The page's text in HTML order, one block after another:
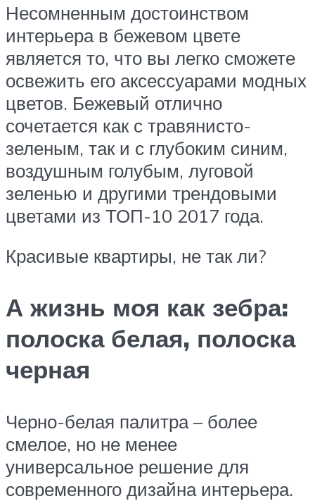
Несомненным достоинством
интерьера в бежевом цвете
является то, что вы легко сможете
освежить его аксессуарами модных
цветов. Бежевый отлично
сочетается как с травянисто-
зеленым, так и с глубоким синим,
воздушным голубым, луговой
зеленью и другими трендовыми
цветами из ТОП-10 2017 года.
Красивые квартиры, не так ли?
А жизнь моя как зебра:
полоска белая, полоска
черная
Черно-белая палитра – более
смелое, но не менее
универсальное решение для
современного дизайна интерьера.